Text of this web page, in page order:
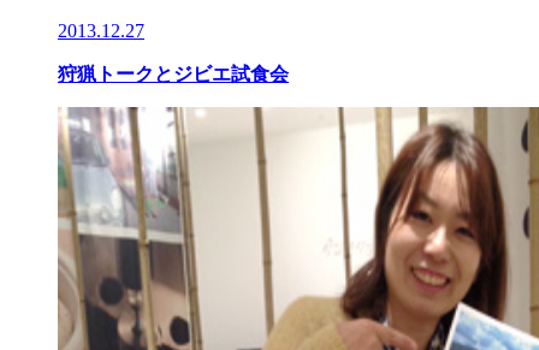
2013.12.27
狩猟トークとジビエ試食会